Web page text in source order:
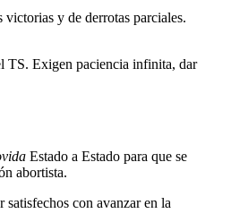
y de derrotas parciales.
TS. Exigen paciencia infinita, dar
Estado a Estado para que se
abortista.
satisfechos con avanzar en la